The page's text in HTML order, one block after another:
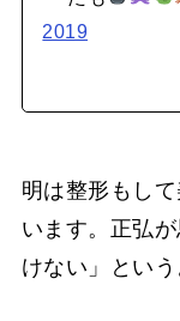
2019
明は整形もし
います。正弘
けない」とい